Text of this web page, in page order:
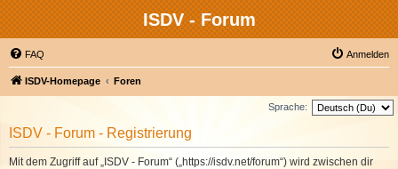
ISDV - Forum
FAQ Anmelden
ISDV-Homepage Foren
Sprache:
ISDV - Forum - Registrierung
Mit dem Zugriff auf „ISDV - Forum“ („https://isdv.net/forum“) wird zwischen dir